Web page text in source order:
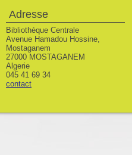
Adresse
Bibliothèque Centrale
Avenue Hamadou Hossine,
Mostaganem
27000 MOSTAGANEM
Algerie
045 41 69 34
contact